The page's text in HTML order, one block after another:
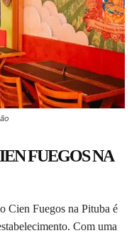
FUEGOS NA
Cien Fuegos na Pituba é
Com uma